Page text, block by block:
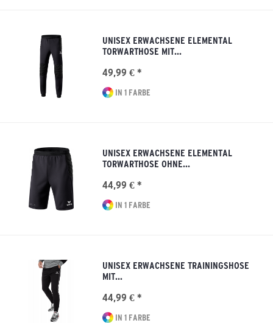
UNISEX ERWACHSENE ELEMENTAL
TORWARTHOSE MIT...
49,99 € *
IN 1 FARBE
UNISEX ERWACHSENE ELEMENTAL
TORWARTHOSE OHNE...
44,99 € *
IN 1 FARBE
UNISEX ERWACHSENE TRAININGSHOSE
MIT...
44,99 € *
IN 1 FARBE